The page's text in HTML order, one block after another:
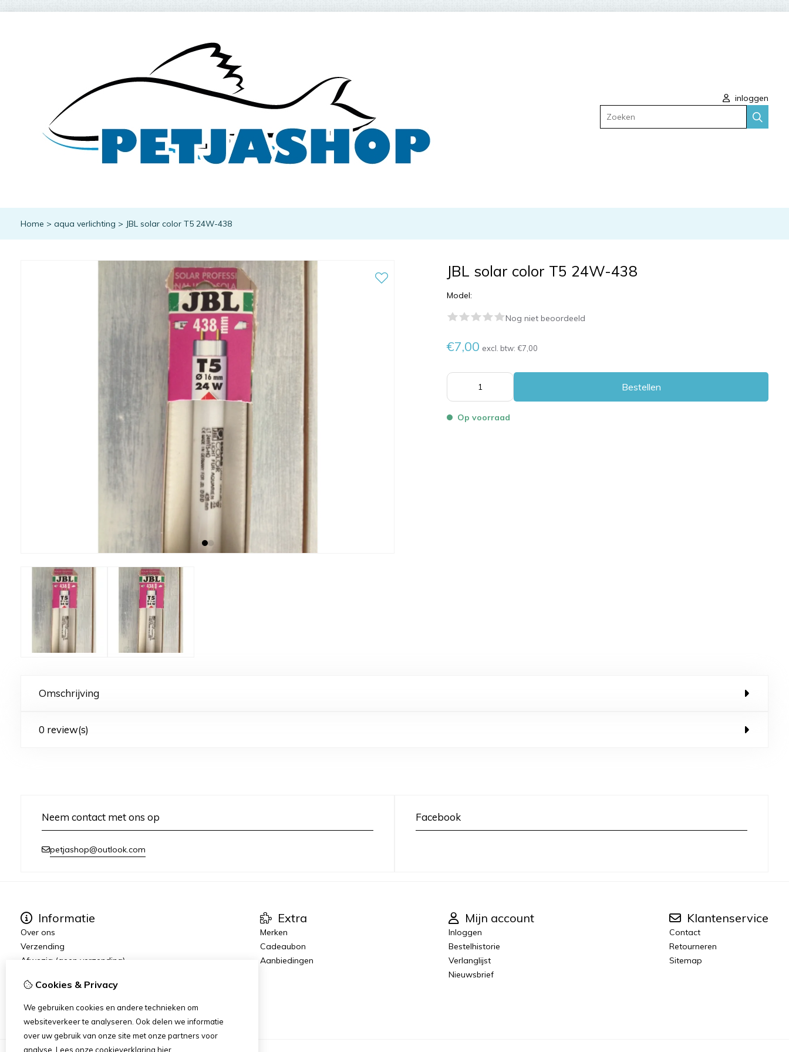
inloggen
Zoeken
Home > aqua verlichting > JBL solar color T5 24W-438
JBL solar color T5 24W-438
Model:
Nog niet beoordeeld
€7,00 excl. btw:€7,00
Bestellen
Op voorraad
Omschrijving
0 review(s)
Neem contact met ons op
petjashop@outlook.com
Facebook
Informatie
Over ons
Verzending
Afwezig (geen verzending)
Disclaimer
Cookieverklaring
Extra
Merken
Cadeaubon
Aanbiedingen
Mijn account
Inloggen
Bestelhistorie
Verlanglijst
Nieuwsbrief
Klantenservice
Contact
Retourneren
Sitemap
Cookies & Privacy
We gebruiken cookies en andere technieken om
websiteverkeer te analyseren. Ook delen we informatie
over uw gebruik van onze site met onze partners voor
analyse. Lees onze cookieverklaring hier